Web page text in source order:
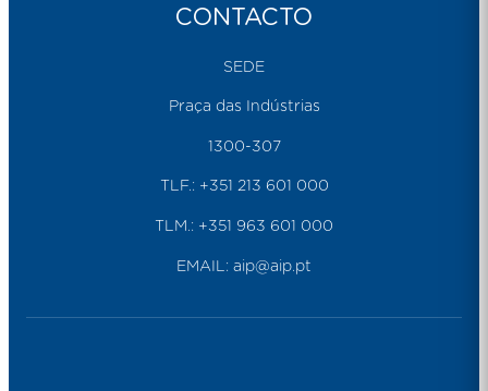
CONTACTO
SEDE
Praça das Indústrias
1300-307
TLF.: +351 213 601 000
TLM.: +351 963 601 000
EMAIL: aip@aip.pt